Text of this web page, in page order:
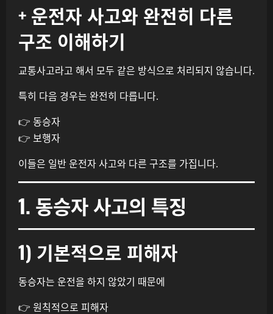
+ 운전자 사고와 완전히 다른
구조 이해하기
교통사고라고 해서 모두 같은 방식으로 처리되지 않습니다.
특히 다음 경우는 완전히 다릅니다.
👉 동승자
👉 보행자
이들은 일반 운전자 사고와 다른 구조를 가집니다.
1. 동승자 사고의 특징
1) 기본적으로 피해자
동승자는 운전을 하지 않았기 때문에
👉 원칙적으로 피해자